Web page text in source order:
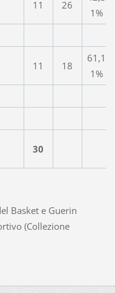
11 26
1%
11 18
61,1
1%
30
Basket e Guerin
(Collezione